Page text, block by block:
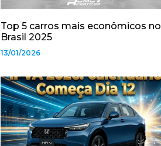
Top 5 carros mais econômicos no
Brasil 2025
13/01/2026